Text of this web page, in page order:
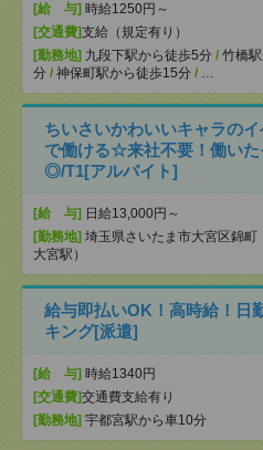
[給 与] 時給1250円～
[交通費]支給（規定有り）
[勤務地] 九段下駅から徒歩5分 / 竹橋
分 / 神保町駅から徒歩15分 / …
ちいさいかわいいキャラの
で働ける☆来社不要！働い
◎/T1[アルバイト]
[給 与] 日給13,000円～
[勤務地] 埼玉県さいたま市大宮区錦町
大宮駅）
給与即払いOK！高時給！日
キング[派遣]
[給 与] 時給1340円
[交通費]交通費支給有り
[勤務地] 宇都宮駅から車10分